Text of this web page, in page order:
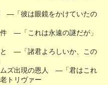
―「彼は眼鏡をかけていたの
―「これは永遠の謎だが」
―「諸君よろしいか、この
ズ出現の恩人 ―「君はこれ
トリヴァー